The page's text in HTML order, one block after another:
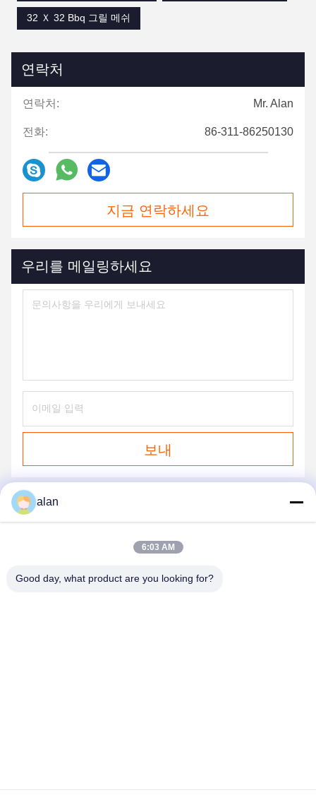
32 Ｘ 32 Bbq 그릴 메쉬
연락처
연락처: Mr. Alan
전화: 86-311-86250130
지금 연락하세요
우리를 메일링하세요
보내
우리의 제품
비슷한 제품
alan
6:03 AM
Good day, what product are you looking for?